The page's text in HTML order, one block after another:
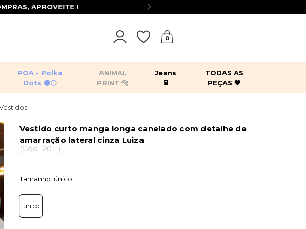
APROVEITE !
0
POA - Polka
Dots ⚫⚪
ANIMAL
PRINT 🐆
Jeans
👖
TODAS AS
PEÇAS 🖤
jaquetas blazers
kimonos
macacões
Vestido curto manga longa canelado com detalhe de
amarração lateral cinza Luiza
(Cód. 2011)
Tamanho: único
único